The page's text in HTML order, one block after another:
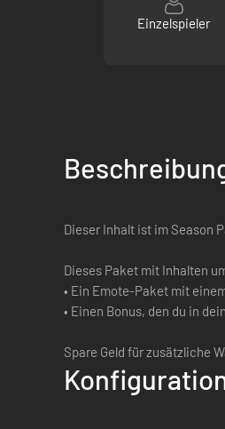
Einzelspieler
Dieser Inhalt ist im Season
Dieses Paket mit Inhalten
• Ein Emote-Paket mit
• Einen Bonus, den du in
Spare Geld für zusätzliche